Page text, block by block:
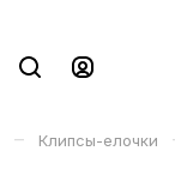
– Клипсы-елочки